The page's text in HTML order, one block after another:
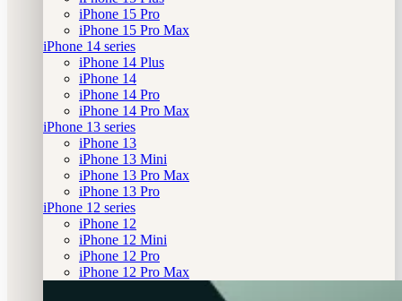
iPhone 15 Pro
iPhone 15 Pro Max
iPhone 14 series
iPhone 14 Plus
iPhone 14
iPhone 14 Pro
iPhone 14 Pro Max
iPhone 13 series
iPhone 13
iPhone 13 Mini
iPhone 13 Pro Max
iPhone 13 Pro
iPhone 12 series
iPhone 12
iPhone 12 Mini
iPhone 12 Pro
iPhone 12 Pro Max